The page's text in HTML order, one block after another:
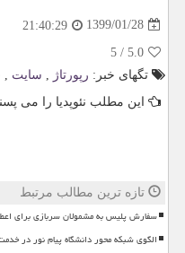
1399/01/28
21:40:29
5.0
/
5
تگهای خبر: رپورتاژ , سایت ,
این مطلب نئوپدیا را می
تازه ترین مطالب مرتبط
سفارش پلیس به مشمولان سربازی برای
الگوی شبکه محور دانشگاه پیام نور در